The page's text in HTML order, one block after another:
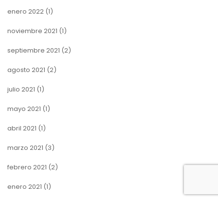
enero 2022 (1)
noviembre 2021 (1)
septiembre 2021 (2)
agosto 2021 (2)
julio 2021 (1)
mayo 2021 (1)
abril 2021 (1)
marzo 2021 (3)
febrero 2021 (2)
enero 2021 (1)